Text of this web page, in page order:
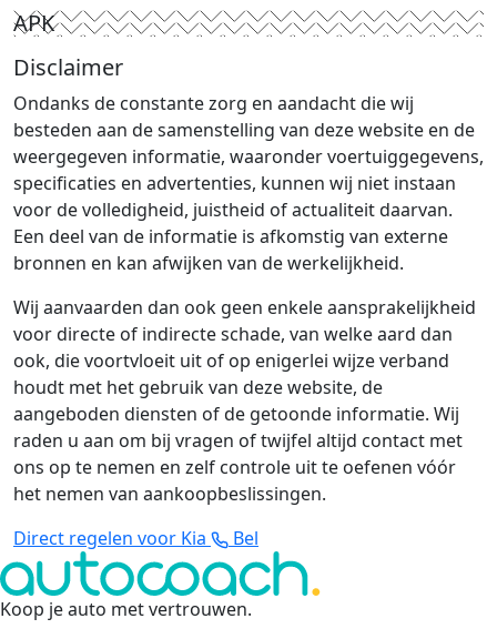
APK
Disclaimer
Ondanks de constante zorg en aandacht die wij
besteden aan de samenstelling van deze website en de
weergegeven informatie, waaronder voertuiggegevens,
specificaties en advertenties, kunnen wij niet instaan
voor de volledigheid, juistheid of actualiteit daarvan.
Een deel van de informatie is afkomstig van externe
bronnen en kan afwijken van de werkelijkheid.
Wij aanvaarden dan ook geen enkele aansprakelijkheid
voor directe of indirecte schade, van welke aard dan
ook, die voortvloeit uit of op enigerlei wijze verband
houdt met het gebruik van deze website, de
aangeboden diensten of de getoonde informatie. Wij
raden u aan om bij vragen of twijfel altijd contact met
ons op te nemen en zelf controle uit te oefenen vóór
het nemen van aankoopbeslissingen.
Direct regelen voor Kia
Bel
Koop je auto met vertrouwen.